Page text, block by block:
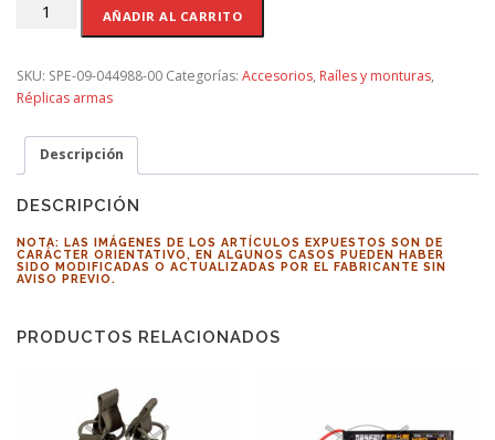
LOK
FIBRA
cantidad
AÑADIR AL CARRITO
SKU: SPE-09-044988-00 Categorías: Accesorios, Raíles y monturas,
Réplicas armas
Descripción
DESCRIPCIÓN
NOTA: LAS IMÁGENES DE LOS ARTÍCULOS EXPUESTOS SON DE
CARÁCTER ORIENTATIVO, EN ALGUNOS CASOS PUEDEN HABER
SIDO MODIFICADAS O ACTUALIZADAS POR EL FABRICANTE SIN
AVISO PREVIO.
PRODUCTOS RELACIONADOS